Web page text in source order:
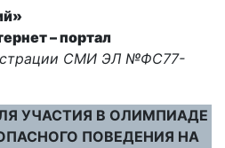
– портал
СМИ ЭЛ №ФС77-
УЧАСТИЯ В ОЛИМПИАДЕ
ПОВЕДЕНИЯ НА